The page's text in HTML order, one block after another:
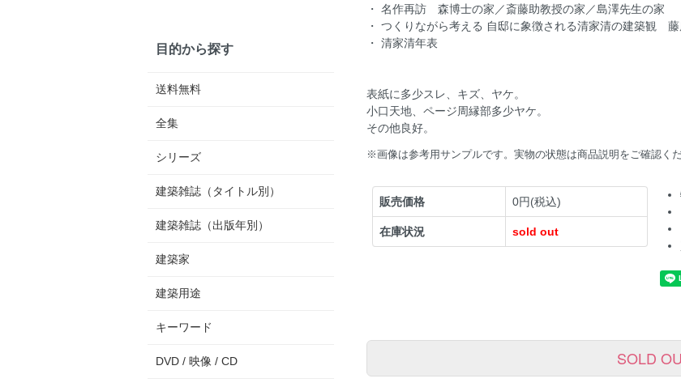
・ 名作再訪 森博士の家／斎藤助教授の家／島澤先生の家
・ つくりながら考える 自邸に象徴される清家清の建築観
・ 清家清年表
表紙に多少スレ、キズ、ヤケ。
小口天地、ページ周縁部多少ヤケ。
その他良好。
※画像は参考用サンプルです。実物の状態は商品説明をご確認くだ
販売価格 0円(税込)
在庫状況 sold out
SOLD
目的から探す
送料無料
全集
シリーズ
建築雑誌（タイトル別）
建築雑誌（出版年別）
建築家
建築用途
キーワード
DVD / 映像 / CD